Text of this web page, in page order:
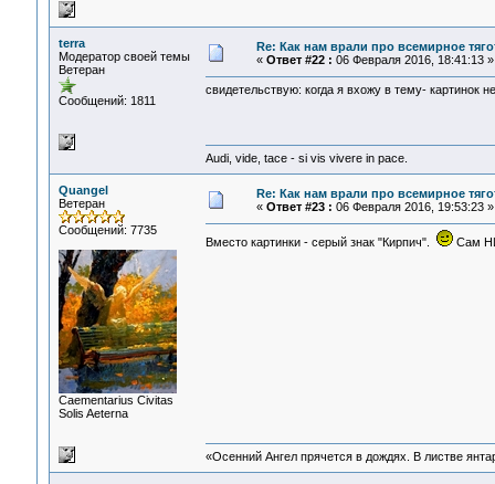
terra
Модератор своей темы
Ветеран
Сообщений: 1811
Re: Как нам врали про всемирное
« Ответ #22 : 06 Февраля 2016, 18:41:13 »
свидетельствую: когда я вхожу в тему- картинок
Audi, vide, tace - si vis vivere in pace.
Quangel
Ветеран
Сообщений: 7735
Сaementarius Civitas
Solis Aeterna
Re: Как нам врали про всемирное
« Ответ #23 : 06 Февраля 2016, 19:53:23 »
Вместо картинки - серый знак "Кирпич". Сам
«Осенний Ангел прячется в дождях. В листве